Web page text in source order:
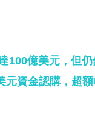
100億美元，但仍
資金認購，超額